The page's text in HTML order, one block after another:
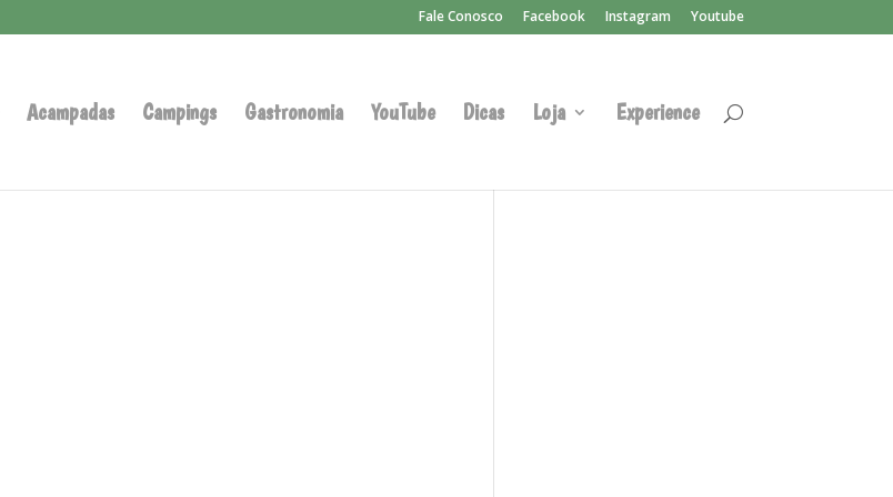
Fale Conosco Facebook Instagram Youtube
Acampadas Campings Gastronomia YouTube Dicas Loja Experience